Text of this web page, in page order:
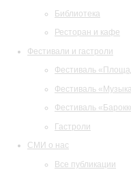
Библиотека
Ресторан и кафе
Фестивали и гастроли
Фестиваль
Фестиваль
Фестиваль
Гастроли
СМИ о нас
Все публикации